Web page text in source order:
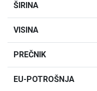
ŠIRINA
VISINA
PREČNIK
EU-POTROŠNJA